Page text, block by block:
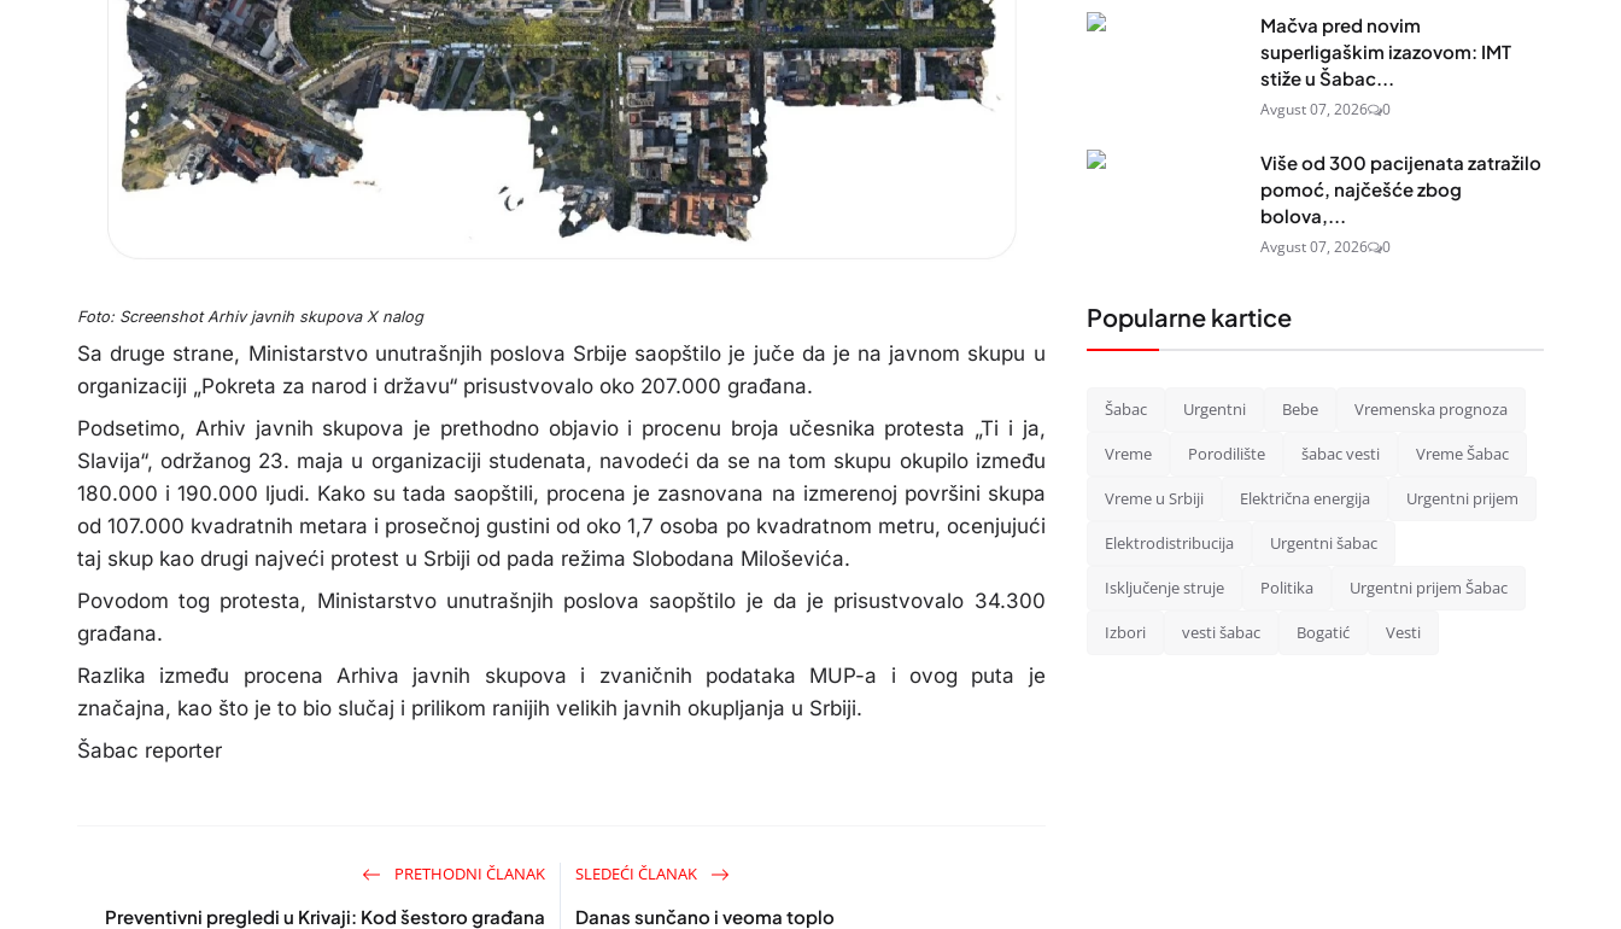
Foto: Screenshot Arhiv javnih skupova X nalog
Sa druge strane, Ministarstvo unutrašnjih poslova Srbije saopštilo je juče da je na javnom skupu u
organizaciji „Pokreta za narod i državu“ prisustvovalo oko 207.000 građana.
Podsetimo, Arhiv javnih skupova je prethodno objavio i procenu broja učesnika protesta „Ti i ja,
Slavija“, održanog 23. maja u organizaciji studenata, navodeći da se na tom skupu okupilo između
180.000 i 190.000 ljudi. Kako su tada saopštili, procena je zasnovana na izmerenoj površini skupa
od 107.000 kvadratnih metara i prosečnoj gustini od oko 1,7 osoba po kvadratnom metru, ocenjujući
taj skup kao drugi najveći protest u Srbiji od pada režima Slobodana Miloševića.
Povodom tog protesta, Ministarstvo unutrašnjih poslova saopštilo je da je prisustvovalo 34.300
građana.
Razlika između procena Arhiva javnih skupova i zvaničnih podataka MUP-a i ovog puta je
značajna, kao što je to bio slučaj i prilikom ranijih velikih javnih okupljanja u Srbiji.
Šabac reporter
PRETHODNI ČLANAK
Preventivni pregledi u Krivaji: Kod šestoro građana
SLEDEĆI ČLANAK
Danas sunčano i veoma toplo
Mačva pred novim
superligaškim izazovom: IMT
stiže u Šabac...
Avgust 07, 2026 0
Više od 300 pacijenata zatražilo
pomoć, najčešće zbog
bolova,...
Avgust 07, 2026 0
Popularne kartice
Šabac Urgentni Bebe Vremenska prognoza
Vreme Porodilište šabac vesti Vreme Šabac
Vreme u Srbiji Električna energija Urgentni prijem
Elektrodistribucija Urgentni šabac
Isključenje struje Politika Urgentni prijem Šabac
Izbori vesti šabac Bogatić Vesti